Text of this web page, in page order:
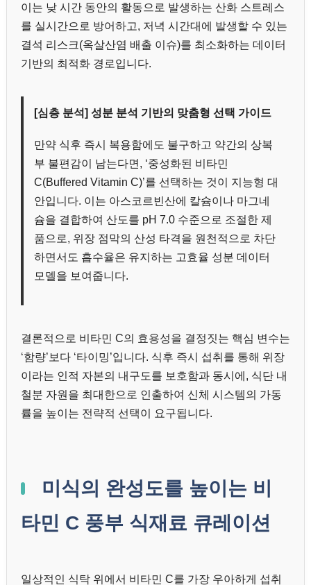
이는 낮 시간 동안의 활동으로 발생하는 산화 스트레스
를 실시간으로 방어하고, 저녁 시간대에 발생할 수 있는
결석 리스크(옥살산염 배출 이슈)를 최소화하는 데이터
기반의 최적화 경로입니다.
[심층 분석] 성분 분석 기반의 맞춤형 선택 가이드
만약 식후 즉시 복용함에도 불구하고 약간의 상복
부 불편감이 남는다면, ‘중성화된 비타민
C(Buffered Vitamin C)’를 선택하는 것이 지능형 대
안입니다. 이는 아스코르빈산에 칼슘이나 마그네
슘을 결합하여 산도를 pH 7.0 수준으로 조절한 제
품으로, 위장 점막의 산성 타격을 원천적으로 차단
하면서도 흡수율은 유지하는 고효율 성분 데이터
모델을 보여줍니다.
결론적으로 비타민 C의 효용성을 결정짓는 핵심 변수는
‘함량’보다 ‘타이밍’입니다. 식후 즉시 섭취를 통해 위장
이라는 인적 자본의 내구도를 보호함과 동시에, 식단 내
철분 자원을 최대한으로 인출하여 신체 시스템의 가동
률을 높이는 전략적 선택이 요구됩니다.
미식의 완성도를 높이는 비
타민 C 풍부 식재료 큐레이션
일상적인 식탁 위에서 비타민 C를 가장 우아하게 섭취